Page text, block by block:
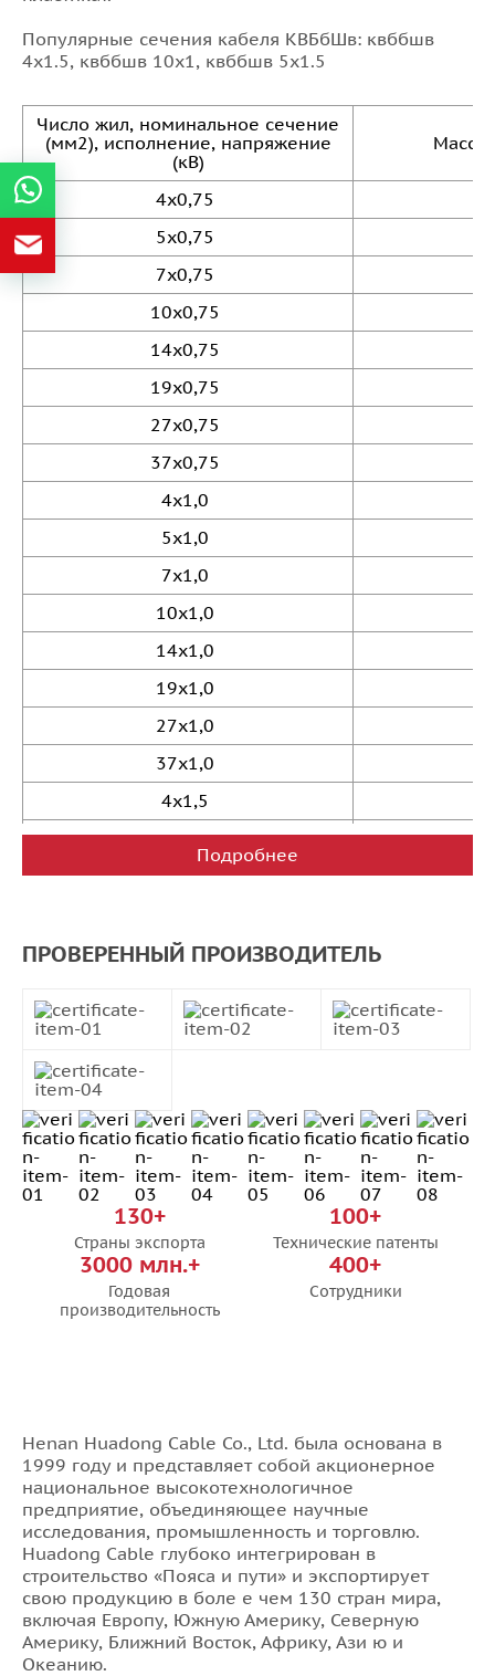
Популярные сечения кабеля КВБбШв: квббшв
4х1.5, квббшв 10х1, квббшв 5х1.5
Число жил, номинальное сечение
(мм2), исполнение, напряжение
(кВ)
Масса
4х0,75
5х0,75
7х0,75
10х0,75
14х0,75
19х0,75
27х0,75
37х0,75
4x1,0
5x1,0
7x1,0
10x1,0
14x1,0
19x1,0
27x1,0
37x1,0
4x1,5
5x1,5
7x1,5
14x1,5
27x1,5
5x2,5
7x2,5
10x2,5
14x2,5
19x2,5
7x4,0
10x4,0
4x6,0
7x6,0
10x6,0
Подробнее
ПРОВЕРЕННЫЙ ПРОИЗВОДИТЕЛЬ
130+
Страны экспорта
100+
Технические патенты
3000 млн.+
Годовая
производительность
400+
Сотрудники
Henan Huadong Cable Co., Ltd. была основана в
1999 году и представляет собой акционерное
национальное высокотехнологичное
предприятие, объединяющее научные
исследования, промышленность и торговлю.
Huadong Cable глубоко интегрирован в
строительство «Пояса и пути» и экспортирует
свою продукцию в боле е чем 130 стран мира,
включая Европу, Южную Америку, Северную
Америку, Ближний Восток, Африку, Ази ю и
Океанию.